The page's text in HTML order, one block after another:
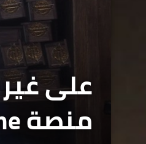
منصة Xbox One.